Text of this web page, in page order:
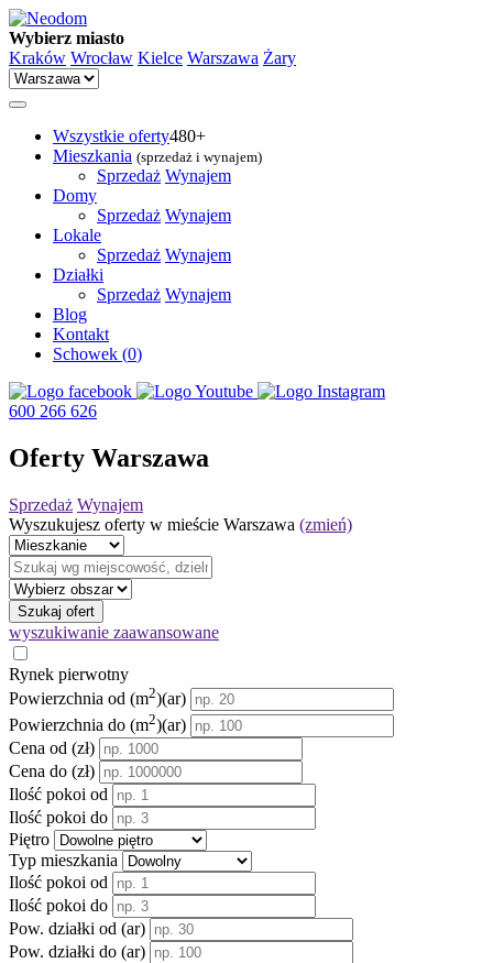
Wybierz miasto
Kraków Wrocław Kielce Warszawa Żary
Wszystkie oferty480+
Mieszkania (sprzedaż i wynajem)
Sprzedaż Wynajem
Domy
Sprzedaż Wynajem
Lokale
Sprzedaż Wynajem
Działki
Sprzedaż Wynajem
Blog
Kontakt
Schowek (0)
600 266 626
Oferty Warszawa
Sprzedaż Wynajem
Wyszukujesz oferty w mieście Warszawa (zmień)
Szukaj ofert
wyszukiwanie zaawansowane
Rynek pierwotny
Powierzchnia od (m2)(ar)
Powierzchnia do (m2)(ar)
Cena od (zł)
Cena do (zł)
Ilość pokoi od
Ilość pokoi do
Piętro
Typ mieszkania
Ilość pokoi od
Ilość pokoi do
Pow. działki od (ar)
Pow. działki do (ar)